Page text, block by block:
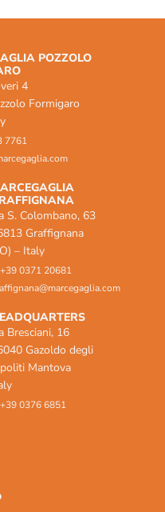
POZZOLO
4
Formigaro
7761
S. Colombano, 63
Graffignana
– Italy
+39 0371 20681
Bresciani, 16
Gazoldo degli
Mantova
+39 0376 6851